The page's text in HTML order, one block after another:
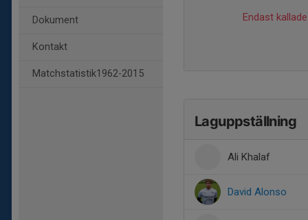
Dokument
Kontakt
Matchstatistik1962-2015
Endast
Laguppställning
Ali Khalaf
David Alonso